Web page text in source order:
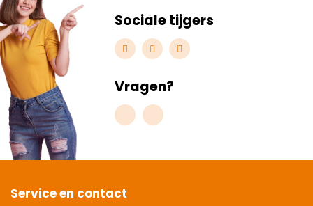
Sociale tijgers
Vragen?
Service en contact